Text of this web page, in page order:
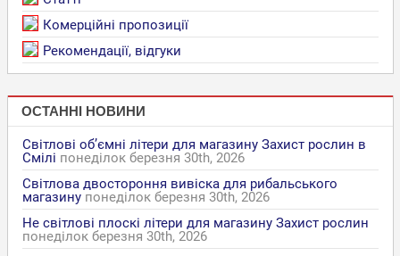
Комерційні пропозиції
Рекомендації, відгуки
ОСТАННІ НОВИНИ
Світлові об’ємні літери для магазину Захист рослин в
Смілі понеділок березня 30th, 2026
Світлова двостороння вивіска для рибальського
магазину понеділок березня 30th, 2026
Не світлові плоскі літери для магазину Захист рослин
понеділок березня 30th, 2026